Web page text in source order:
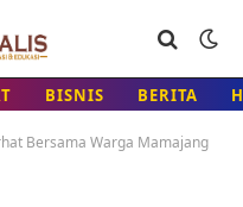
BISNIS BERITA
Bersama Warga Mamajang